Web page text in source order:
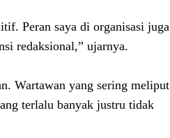
Peran saya di organisasi juga
redaksional,” ujarnya.
Wartawan yang sering meliput
terlalu banyak justru tidak